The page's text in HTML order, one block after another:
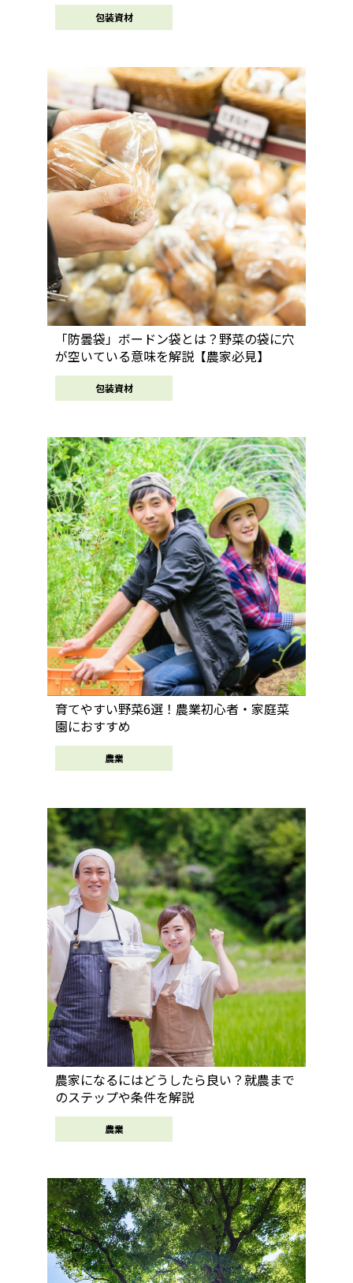
包装資材
「防曇袋」ボードン袋とは？野菜の袋に穴
が空いている意味を解説【農家必見】
包装資材
育てやすい野菜6選！農業初心者・家庭菜
園におすすめ
農業
農家になるにはどうしたら良い？就農まで
のステップや条件を解説
農業